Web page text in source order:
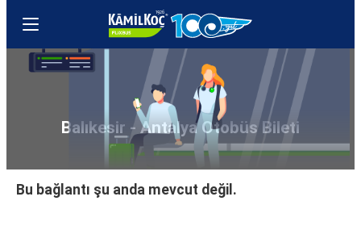
Balıkesir - Antalya Otobüs Bileti
Bu bağlantı şu anda mevcut değil.